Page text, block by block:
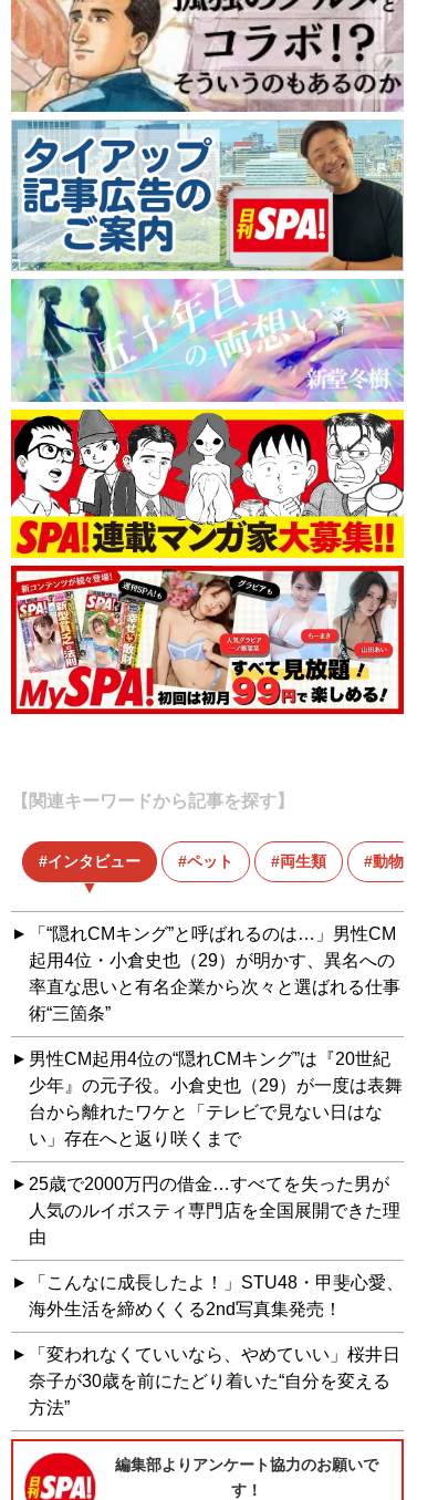
【関連キーワードから記事を探す】
インタビュー ペット 両生類 動物
「“隠れCMキング”と呼ばれるのは…」男性CM
起用4位・小倉史也（29）が明かす、異名への
率直な思いと有名企業から次々と選ばれる仕事
術“三箇条”
男性CM起用4位の“隠れCMキング”は『20世紀
少年』の元子役。小倉史也（29）が一度は表舞
台から離れたワケと「テレビで見ない日はな
い」存在へと返り咲くまで
25歳で2000万円の借金…すべてを失った男が
人気のルイボスティ専門店を全国展開できた理
由
「こんなに成長したよ！」STU48・甲斐心愛、
海外生活を締めくくる2nd写真集発売！
「変われなくていいなら、やめていい」桜井日
奈子が30歳を前にたどり着いた“自分を変える
方法”